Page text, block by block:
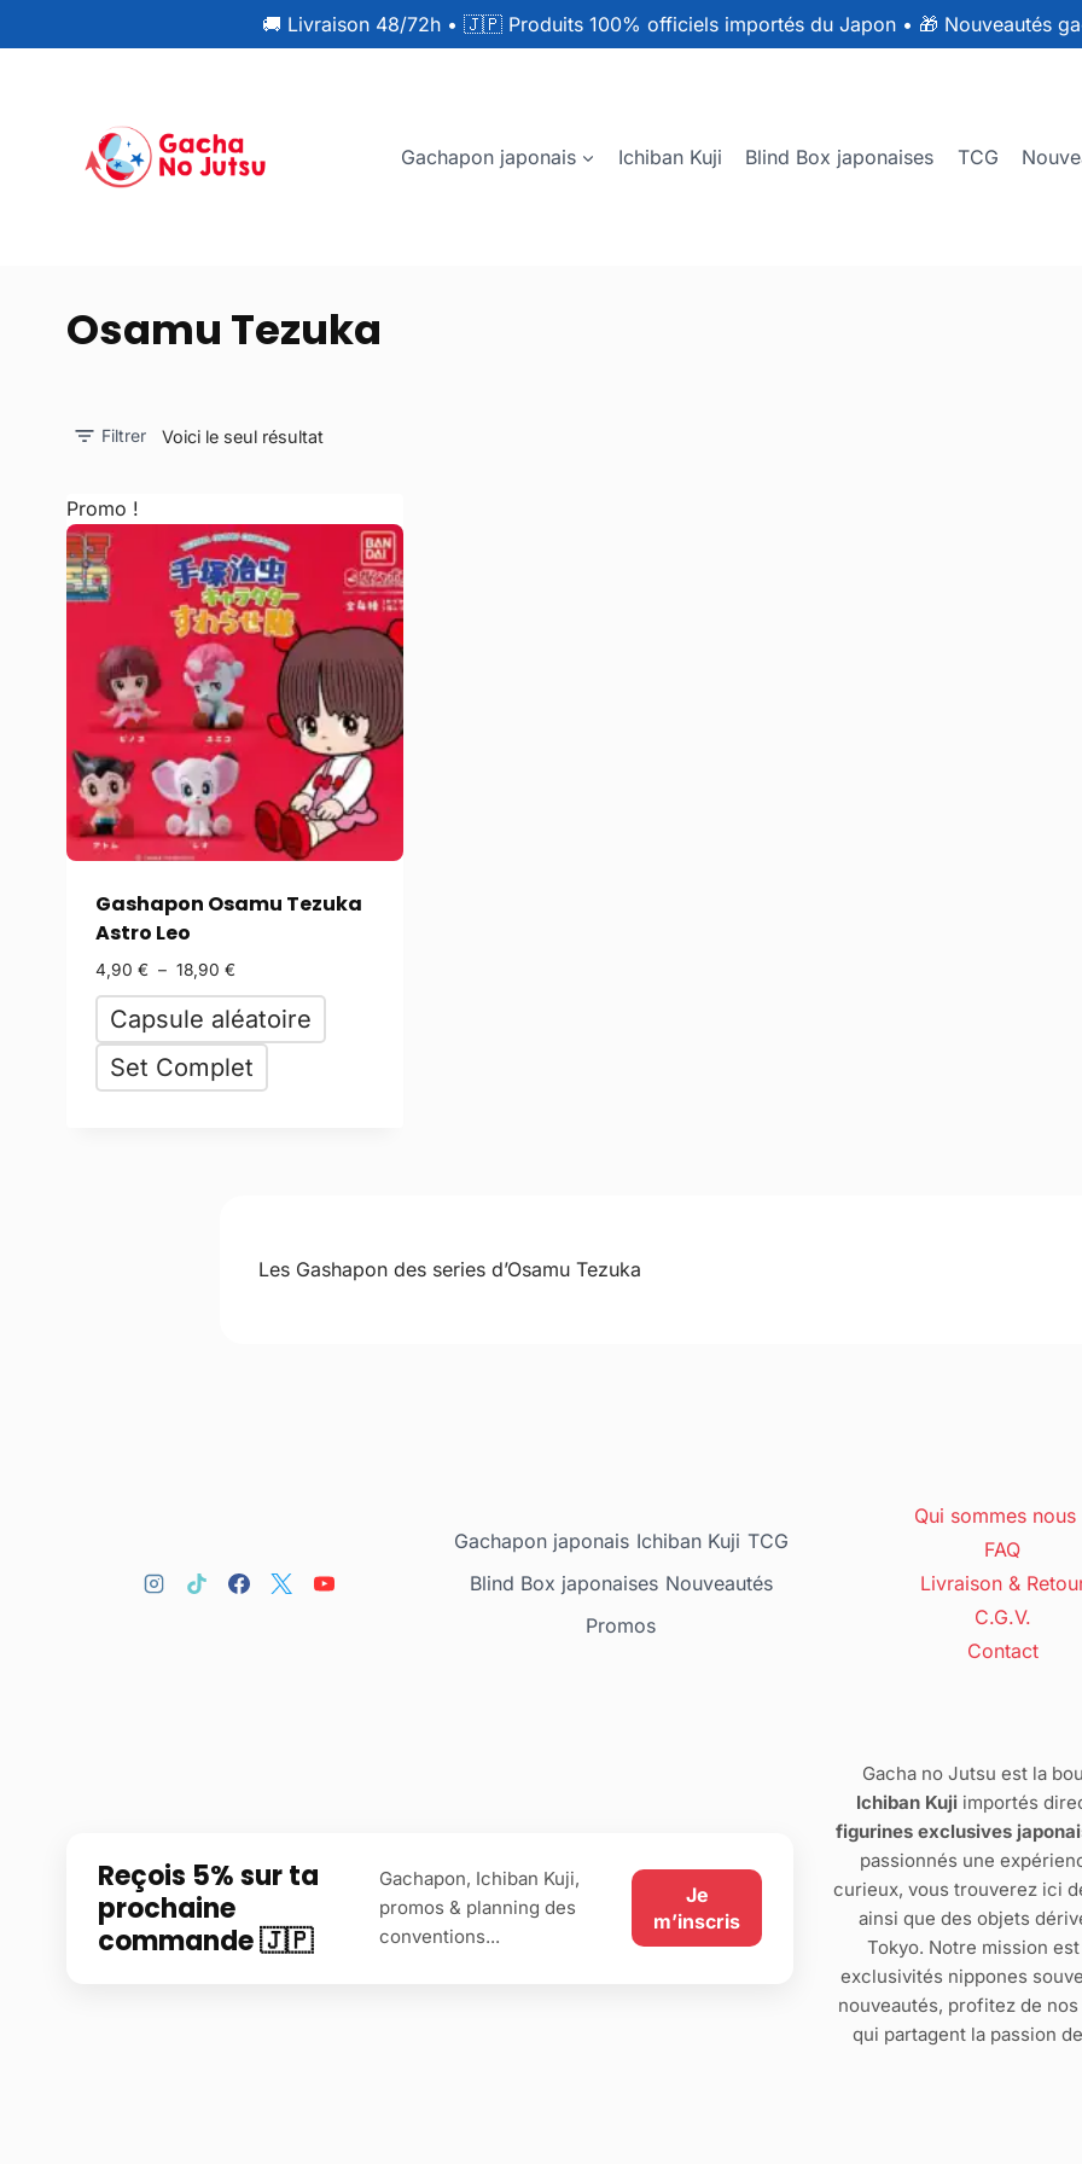
🚚 Livraison 48/72h • 🇯🇵 Produits 100% officiels importés du Japon • 🎁 Nouveautés
Gachapon japonais Ichiban Kuji Blind Box japonaises TCG
Osamu Tezuka
Filtrer Voici le seul résultat
Promo !
Gashapon Osamu Tezuka
Astro Leo
4,90 € – 18,90 €
Capsule aléatoire
Set Complet
Les Gashapon des series d’Osamu Tezuka
Gachapon japonais Ichiban Kuji TCG
Blind Box japonaises Nouveautés
Promos
Qui sommes nous
FAQ
Livraison &
C.G.V.
Contact
Reçois 5% sur ta
prochaine
commande 🇯🇵
Gachapon, Ichiban Kuji,
promos & planning des
conventions...
Je
m’inscris
Gacha no Jutsu est la
Ichiban Kujiimportés
figurines exclusives
passionnés une
curieux, vous trouverez ici
ainsi que des objets
Tokyo. Notre mission
exclusivités nippones
nouveautés, profitez de
qui partagent la passion